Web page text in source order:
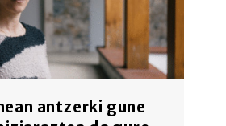
antzerki gune